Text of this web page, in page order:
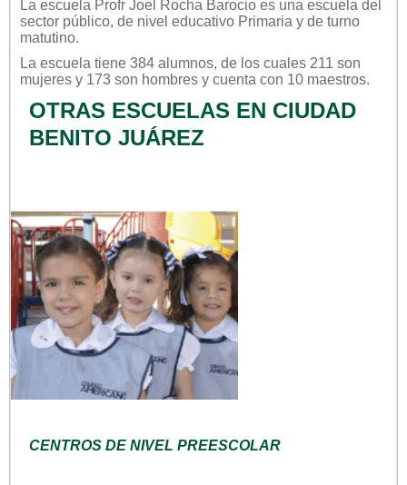
La escuela Profr Joel Rocha Barocio es una escuela del
sector público, de nivel educativo Primaria y de turno
matutino.
La escuela tiene 384 alumnos, de los cuales 211 son
mujeres y 173 son hombres y cuenta con 10 maestros.
OTRAS ESCUELAS EN CIUDAD
BENITO JUÁREZ
CENTROS DE NIVEL PREESCOLAR